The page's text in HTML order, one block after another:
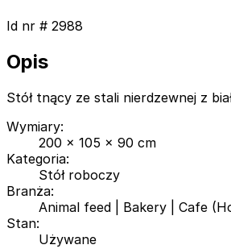
Id nr # 2988
Opis
Stół tnący ze stali nierdzewnej z
Wymiary:
200 x 105 x 90 cm
Kategoria:
Stół roboczy
Branża:
Animal feed
Bakery Cafe
Stan:
Używane